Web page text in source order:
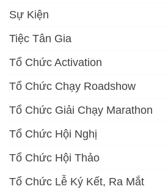
Sự Kiện
Tiệc Tân Gia
Tổ Chức Activation
Tổ Chức Chạy Roadshow
Tổ Chức Giải Chạy Marathon
Tổ Chức Hội Nghị
Tổ Chức Hội Thảo
Tổ Chức Lễ Ký Kết, Ra Mắt